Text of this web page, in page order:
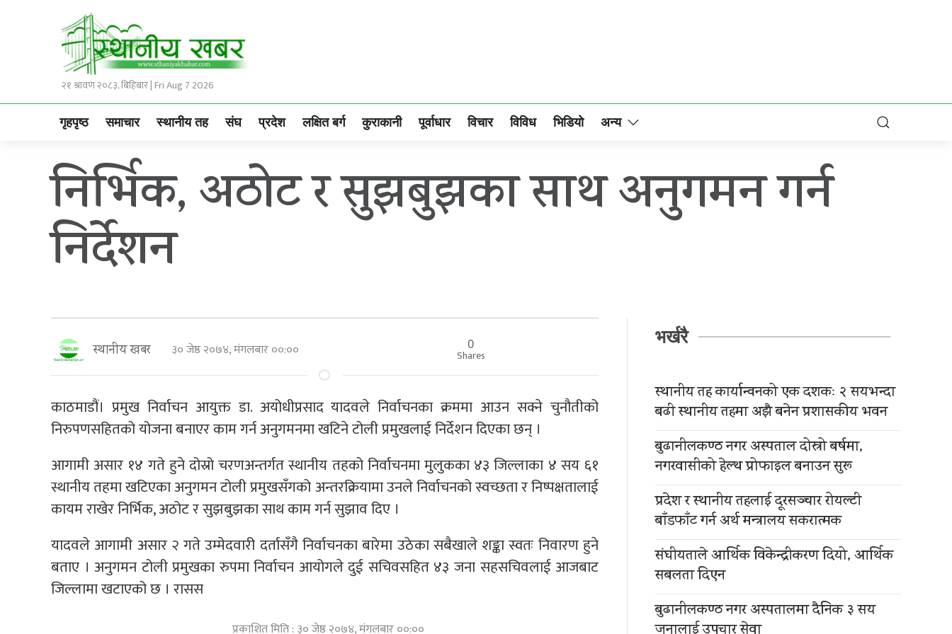
२१ श्रावण २०८३, बिहिबार | Fri Aug 7 2026
गृहपृष्ठ समाचार स्थानीय तह संघ प्रदेश लक्षित बर्ग कुराकानी पूर्वाधार विचार विविध भिडियो अन्य
निर्भिक, अठोट र सुझबुझका साथ अनुगमन गर्न
निर्देशन
स्थानीय खबर ३० जेष्ठ २०७४, मंगलबार ००:०० 0
Shares
काठमाडौं। प्रमुख निर्वाचन आयुक्त डा. अयोधीप्रसाद यादवले निर्वाचनका क्रममा आउन सक्ने चुनौतीको
निरुपणसहितको योजना बनाएर काम गर्न अनुगमनमा खटिने टोली प्रमुखलाई निर्देशन दिएका छन् ।
आगामी असार १४ गते हुने दोस्रो चरणअन्तर्गत स्थानीय तहको निर्वाचनमा मुलुकका ४३ जिल्लाका ४ सय ६१
स्थानीय तहमा खटिएका अनुगमन टोली प्रमुखसँगको अन्तरक्रियामा उनले निर्वाचनको स्वच्छता र निष्पक्षतालाई
कायम राखेर निर्भिक, अठोट र सुझबुझका साथ काम गर्न सुझाव दिए ।
यादवले आगामी असार २ गते उम्मेदवारी दर्तासँगै निर्वाचनका बारेमा उठेका सबैखाले शङ्का स्वतः निवारण हुने
बताए । अनुगमन टोली प्रमुखका रुपमा निर्वाचन आयोगले दुई सचिवसहित ४३ जना सहसचिवलाई आजबाट
जिल्लामा खटाएको छ । रासस
प्रकाशित मिति : ३० जेष्ठ २०७४, मंगलबार ००:००
भर्खरै
स्थानीय तह कार्यान्वनको एक दशकः २ सयभन्दा
बढी स्थानीय तहमा अझै बनेन प्रशासकीय भवन
बुढानीलकण्ठ नगर अस्पताल दोस्रो बर्षमा,
नगरवासीको हेल्थ प्रोफाइल बनाउन सुरू
प्रदेश र स्थानीय तहलाई दूरसञ्चार रोयल्टी
बाँडफाँट गर्न अर्थ मन्त्रालय सकरात्मक
संघीयताले आर्थिक विकेन्द्रीकरण दियो, आर्थिक
सबलता दिएन
बुढानीलकण्ठ नगर अस्पतालमा दैनिक ३ सय